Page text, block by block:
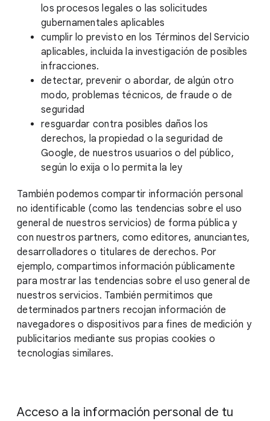
los procesos legales o las solicitudes
gubernamentales aplicables
cumplir lo previsto en los Términos del Servicio
aplicables, incluida la investigación de posibles
infracciones.
detectar, prevenir o abordar, de algún otro
modo, problemas técnicos, de fraude o de
seguridad
resguardar contra posibles daños los
derechos, la propiedad o la seguridad de
Google, de nuestros usuarios o del público,
según lo exija o lo permita la ley
También podemos compartir información personal
no identificable (como las tendencias sobre el uso
general de nuestros servicios) de forma pública y
con nuestros partners, como editores, anunciantes,
desarrolladores o titulares de derechos. Por
ejemplo, compartimos información públicamente
para mostrar las tendencias sobre el uso general de
nuestros servicios. También permitimos que
determinados partners recojan información de
navegadores o dispositivos para fines de medición y
publicitarios mediante sus propias cookies o
tecnologías similares.
Acceso a la información personal de tu